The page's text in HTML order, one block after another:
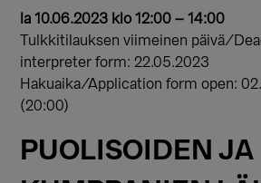
la 10.06.2023 klo 12:00 – 14:00
Tulkkitilauksen viimeinen päivä/
interpreter form: 22.05.2023
Hakuaika/Application form open:
(20:00)
PUOLISOIDEN JA